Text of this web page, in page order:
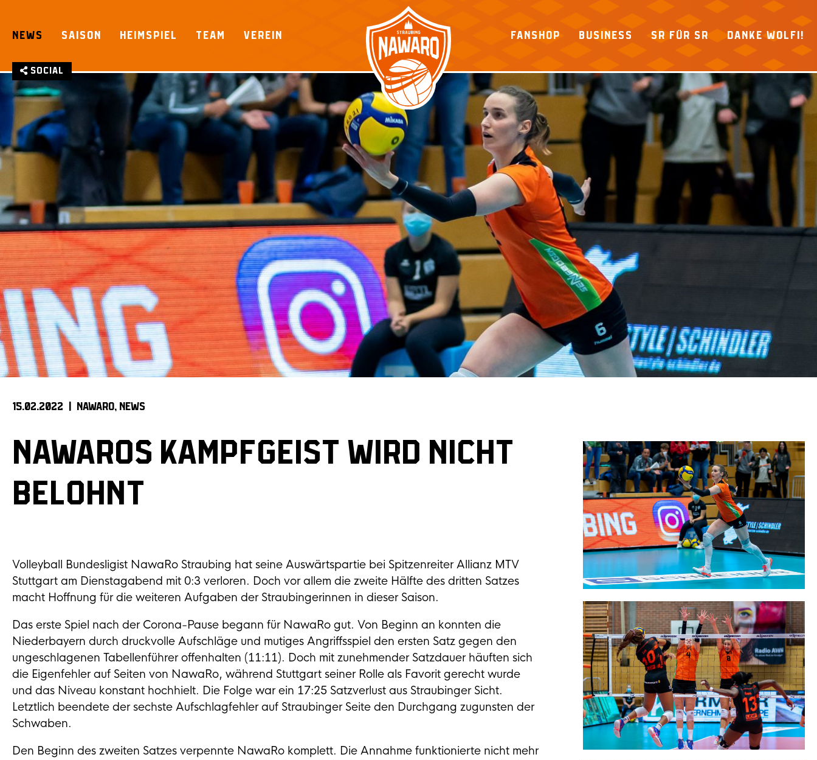
content
Social
NEWS SAISON HEIMSPIEL TEAM VEREIN FANSHOP BUSINESS SR FÜR SR DANKE WOLFI!
15.02.2022 | NAWARO NEWS
NAWAROS KAMPFGEIST WIRD NICHT
BELOHNT
Volleyball Bundesligist NawaRo Straubing hat seine Auswärtspartie bei Spitzenreiter Allianz MTV
Stuttgart am Dienstagabend mit 0:3 verloren. Doch vor allem die zweite Hälfte des dritten Satzes
macht Hoffnung für die weiteren Aufgaben der Straubingerinnen in dieser Saison.
Das erste Spiel nach der Corona-Pause begann für NawaRo gut. Von Beginn an konnten die
Niederbayern durch druckvolle Aufschläge und mutiges Angriffsspiel den ersten Satz gegen den
ungeschlagenen Tabellenführer offenhalten (11:11). Doch mit zunehmender Satzdauer häuften sich
die Eigenfehler auf Seiten von NawaRo, während Stuttgart seiner Rolle als Favorit gerecht wurde
und das Niveau konstant hochhielt. Die Folge war ein 17:25 Satzverlust aus Straubinger Sicht.
Letztlich beendete der sechste Aufschlagfehler auf Straubinger Seite den Durchgang zugunsten der
Schwaben.
Den Beginn des zweiten Satzes verpennte NawaRo komplett. Die Annahme funktionierte nicht mehr